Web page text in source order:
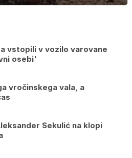
vstopili v vozilo varovane
osebi'
vročinskega vala, a
Sekulić na klopi